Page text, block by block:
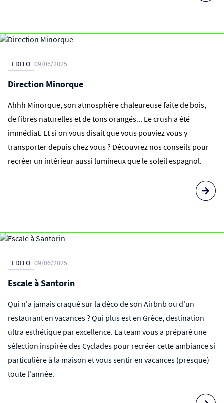
EDITO 09/06/2025
Direction Minorque
Ahhh Minorque, son atmosphère chaleureuse faite de bois,
de fibres naturelles et de tons orangés... Le crush a été
immédiat. Et si on vous disait que vous pouviez vous y
transporter depuis chez vous ? Découvrez nos conseils pour
recréer un intérieur aussi lumineux que le soleil espagnol.
EDITO 09/06/2025
Escale à Santorin
Qui n'a jamais craqué sur la déco de son Airbnb ou d'un
restaurant en vacances ? Qui plus est en Grèce, destination
ultra esthétique par excellence. La team vous a préparé une
sélection inspirée des Cyclades pour recréer cette ambiance si
particulière à la maison et vous sentir en vacances (presque)
toute l'année.